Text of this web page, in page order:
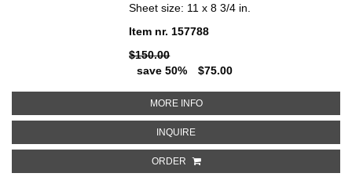
Sheet size: 11 x 8 3/4 in.
Item nr. 157788
$150.00
save 50%
$75.00
MORE INFOABOUT PL. LVI. MAGAZIJN VAN
INQUIREABOUT PL. LVI. MAGAZIJN VAN
ORDER